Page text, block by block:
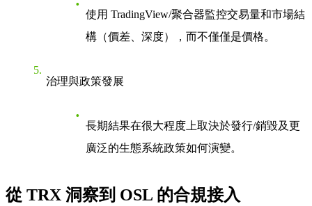
使用 TradingView/聚合器監控交易量和市場結
構（價差、深度），而不僅僅是價格。
治理與政策發展
長期結果在很大程度上取決於發行/銷毀及更
廣泛的生態系統政策如何演變。
從 TRX 洞察到 OSL 的合規接入